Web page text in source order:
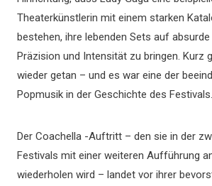
Theaterkünstlerin mit einem starken
bestehen, ihre lebenden Sets auf absurde
Präzision und Intensität zu bringen. Kurz
wieder getan – und es war eine der
Popmusik in der Geschichte des
Der Coachella -Auftritt – den sie in der
Festivals mit einer weiteren Aufführung
wiederholen wird – landet vor ihrer